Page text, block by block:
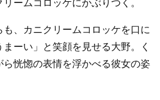
、カニクリームコロッケを口に
ーい」と笑顔を見せる大野。く
恍惚の表情を浮かべる彼女の姿